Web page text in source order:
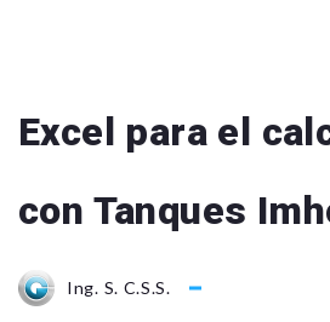
Excel para el
con Tanques
Ing. S. C.S.S.